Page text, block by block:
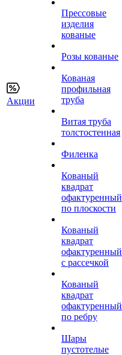
Акции
Прессовые
изделия
кованые
Розы кованые
Кованая
профильная
труба
Витая труба
толстостенная
Филенка
Кованый
квадрат
офактуренный
по плоскости
Кованый
квадрат
офактуренный
с рассечкой
Кованый
квадрат
офактуренный
по ребру
Шары
пустотелые